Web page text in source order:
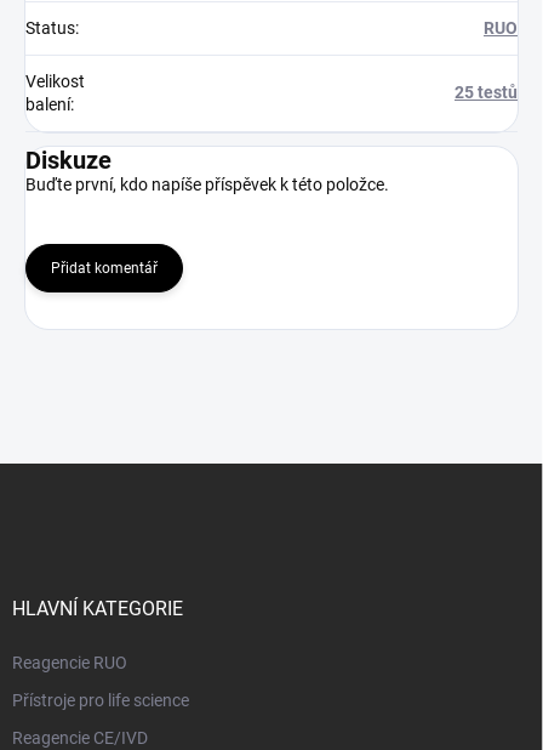
Status: RUO
Velikost
balení:
25 testů
Diskuze
Buďte první, kdo napíše příspěvek k této položce.
Přidat komentář
HLAVNÍ KATEGORIE
Reagencie RUO
Přístroje pro life science
Reagencie CE/IVD